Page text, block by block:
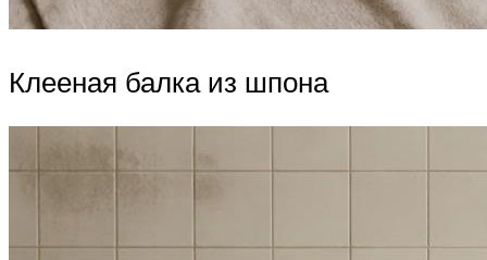
Клееная балка из шпона